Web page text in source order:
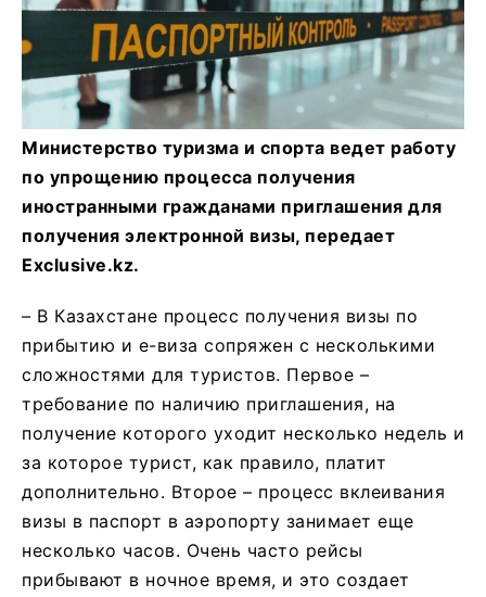
Министерство туризма и спорта ведет работу
по упрощению процесса получения
иностранными гражданами приглашения для
получения электронной визы, передает
Exclusive.kz.
– В Казахстане процесс получения визы по
прибытию и е-виза сопряжен с несколькими
сложностями для туристов. Первое –
требование по наличию приглашения, на
получение которого уходит несколько недель и
за которое турист, как правило, платит
дополнительно. Второе – процесс вклеивания
визы в паспорт в аэропорту занимает еще
несколько часов. Очень часто рейсы
прибывают в ночное время, и это создает